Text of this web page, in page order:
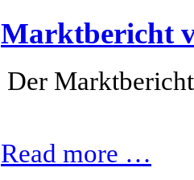
Marktbericht
Der
Read more …